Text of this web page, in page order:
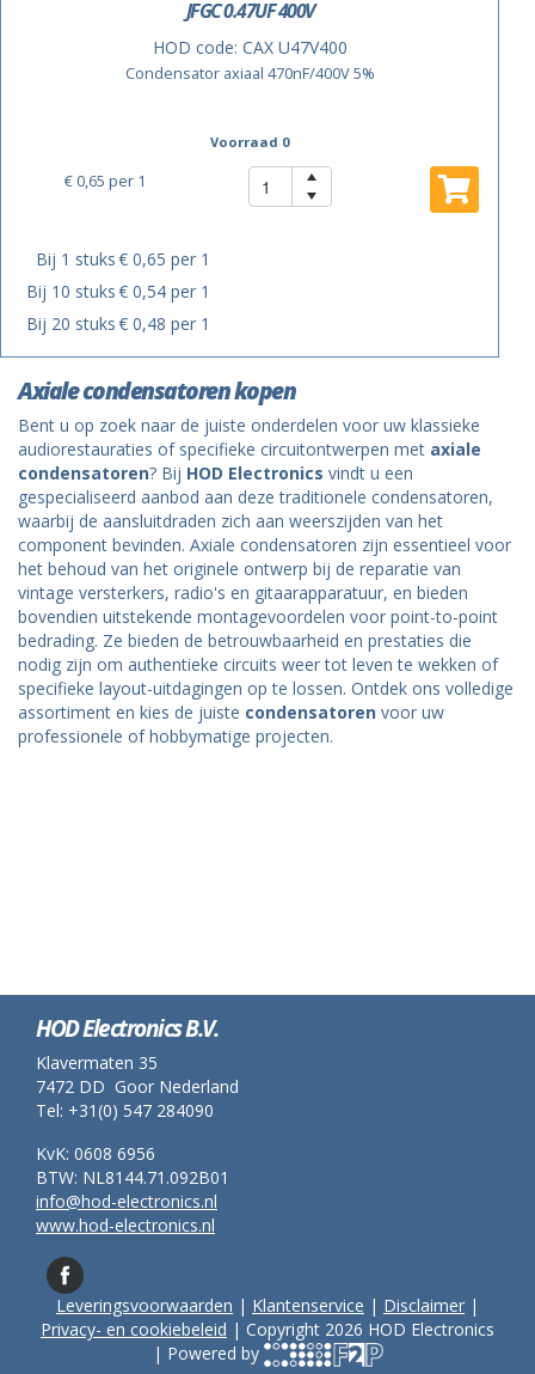
Axiale condensatoren kopen
Bent u op zoek naar de juiste onderdelen voor uw klassieke
audiorestauraties of specifieke circuitontwerpen met axiale
condensatoren? Bij HOD Electronics vindt u een
gespecialiseerd aanbod aan deze traditionele condensatoren,
waarbij de aansluitdraden zich aan weerszijden van het
component bevinden. Axiale condensatoren zijn essentieel voor
het behoud van het originele ontwerp bij de reparatie van
vintage versterkers, radio's en gitaarapparatuur, en bieden
bovendien uitstekende montagevoordelen voor point-to-point
bedrading. Ze bieden de betrouwbaarheid en prestaties die
nodig zijn om authentieke circuits weer tot leven te wekken of
specifieke layout-uitdagingen op te lossen. Ontdek ons volledige
assortiment en kies de juiste condensatoren voor uw
professionele of hobbymatige projecten.
JFGC 0.47UF 400V
HOD code: CAX U47V400
Condensator axiaal 470nF/400V 5%
Voorraad 0
€ 0,65 per 1
Bij 1 stuks€ 0,65 per 1
Bij 10 stuks€ 0,54 per 1
Bij 20 stuks€ 0,48 per 1
HOD Electronics B.V.
Klavermaten 35
7472 DD Goor Nederland
Tel: +31(0) 547 284090
KvK: 0608 6956
BTW: NL8144.71.092B01
info@hod-electronics.nl
www.hod-electronics.nl
Leveringsvoorwaarden | Klantenservice | Disclaimer |
Privacy- en cookiebeleid | Copyright 2026 HOD Electronics
| Powered by